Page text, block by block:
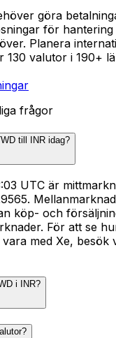
göra
för
Planera
valutor i 190+
frågor
till INR idag?
UTC är
köp- och
För att se
med Xe, besök
i INR?